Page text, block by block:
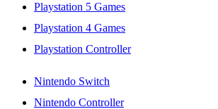
Playstation 5 Games
Playstation 4 Games
Playstation Controller
Nintendo Switch
Nintendo Controller